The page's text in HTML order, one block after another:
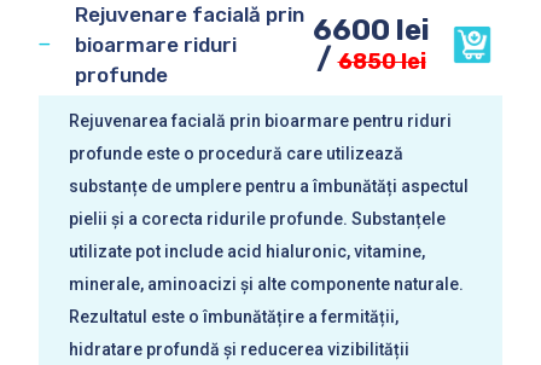
Rejuvenare facială prin
bioarmare riduri
profunde
6600 lei
/6850 lei
Rejuvenarea facială prin bioarmare pentru riduri
profunde este o procedură care utilizează
substanțe de umplere pentru a îmbunătăți aspectul
pielii și a corecta ridurile profunde. Substanțele
utilizate pot include acid hialuronic, vitamine,
minerale, aminoacizi și alte componente naturale.
Rezultatul este o îmbunătățire a fermității,
hidratare profundă și reducerea vizibilității